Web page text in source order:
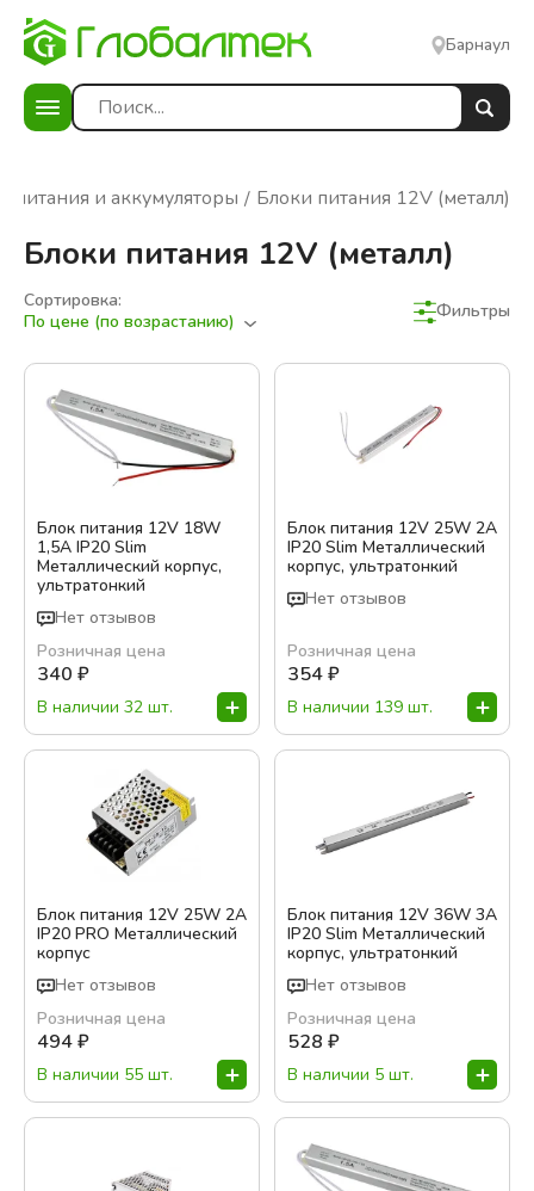
Барнаул
питания и аккумуляторы Блоки питания 12V (металл)
Блоки питания 12V (металл)
Сортировка:
По цене (по возрастанию)
Фильтры
В наличии
Цена:
Бренд:
Oreol
Цвет:
Белый
Хром
Показать варианты
Блок питания 12V 18W
1,5A IP20 Slim
Металлический корпус,
ультратонкий
Нет отзывов
Розничная цена
340 ₽
В наличии 32 шт.
Блок питания 12V 25W 2A
IP20 Slim Металлический
корпус, ультратонкий
Нет отзывов
Розничная цена
354₽
В наличии 139 шт.
Блок питания 12V 25W 2A
IP20 PRO Металлический
корпус
Нет отзывов
Розничная цена
494₽
В наличии 55 шт.
Блок питания 12V 36W 3A
IP20 Slim Металлический
корпус, ультратонкий
Нет отзывов
Розничная цена
528 ₽
В наличии 5 шт.